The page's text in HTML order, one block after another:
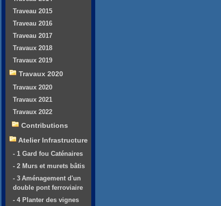
Traveau 2015
Traveau 2016
Traveau 2017
Travaux 2018
Travaux 2019
Travaux 2020
Travaux 2020
Travaux 2021
Travaux 2022
Contributions
Atelier Infrastructure
- 1 Gard fou Caténaires
- 2 Murs et murets bâtis
- 3 Aménagement d'un
double pont ferroviaire
- 4 Planter des vignes